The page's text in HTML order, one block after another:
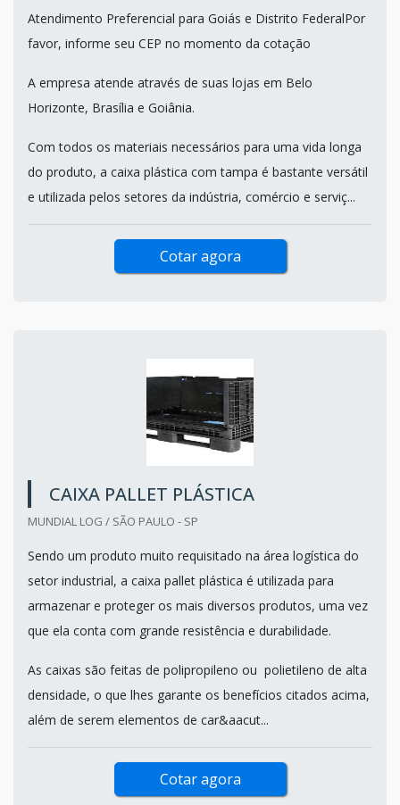
Atendimento Preferencial para Goiás e Distrito FederalPor
favor, informe seu CEP no momento da cotação
A empresa atende através de suas lojas em Belo
Horizonte, Brasília e Goiânia.
Com todos os materiais necessários para uma vida longa
do produto, a caixa plástica com tampa é bastante versátil
e utilizada pelos setores da indústria, comércio e serviç...
Cotar agora
CAIXA PALLET PLÁSTICA
MUNDIAL LOG / SÃO PAULO - SP
Sendo um produto muito requisitado na área logística do
setor industrial, a caixa pallet plástica é utilizada para
armazenar e proteger os mais diversos produtos, uma vez
que ela conta com grande resistência e durabilidade.
As caixas são feitas de polipropileno ou polietileno de alta
densidade, o que lhes garante os benefícios citados acima,
além de serem elementos de car&aacut...
Cotar agora